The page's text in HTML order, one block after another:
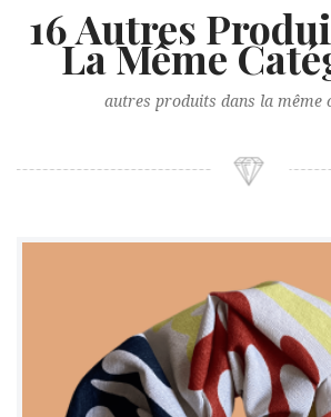
16 Autres
La Même
autres produits dans la même